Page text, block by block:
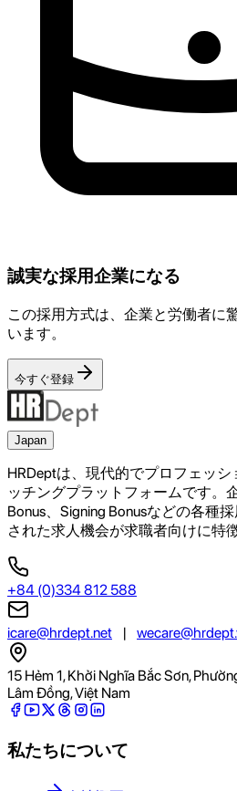
誠実な採用企業になる
この採用方式は、企業と労働者に
います。
今すぐ登録
Japan
HRDeptは、現代的でプロフェッ
ッチングプラットフォームです。
Bonus、Signing Bonusなどの各種
された求人機会が求職者向けに特
+84 (0)334 812 588
icare@hrdept.net |
15 Hẻm 1, Khởi Nghĩa Bắc Sơn,
Lâm Đồng, Việt Nam
私たちについて